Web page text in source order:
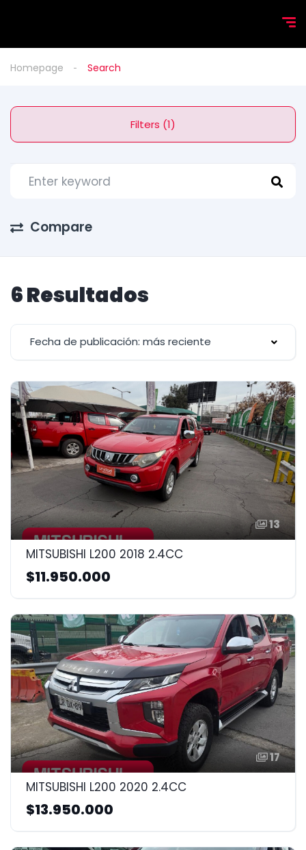
Homepage Search
Filters (1)
Compare
6 Resultados
Fecha de publicación: más reciente
13
MITSUBISHI L200 2018 2.4CC
$11.950.000
17
MITSUBISHI L200 2020 2.4CC
$13.950.000